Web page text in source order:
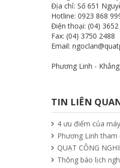
Địa chỉ: Số 651
Hotline: 0923 868
Điện thoại: (04) 3652
Fax: (04) 3750 2488
Email:
Phương Linh -
TIN LIÊN
4 ưu điểm của
Phương Linh tham
QUẠT CÔNG
Thông báo lịch